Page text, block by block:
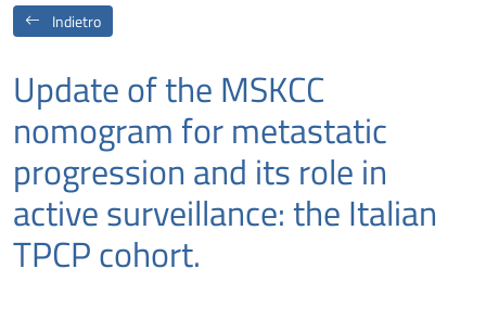
Indietro
Update of the MSKCC
nomogram for metastatic
progression and its role in
active surveillance: the Italian
TPCP cohort.